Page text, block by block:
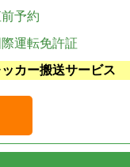
予約
運転免許証
カー搬送サービス